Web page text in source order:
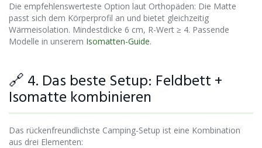
Die empfehlenswerteste Option laut Orthopäden: Die Matte
passt sich dem Körperprofil an und bietet gleichzeitig
Wärmeisolation. Mindestdicke 6 cm, R-Wert ≥ 4. Passende
Modelle in unserem Isomatten-Guide.
🔗 4. Das beste Setup: Feldbett +
Isomatte kombinieren
Das rückenfreundlichste Camping-Setup ist eine Kombination
aus drei Elementen: